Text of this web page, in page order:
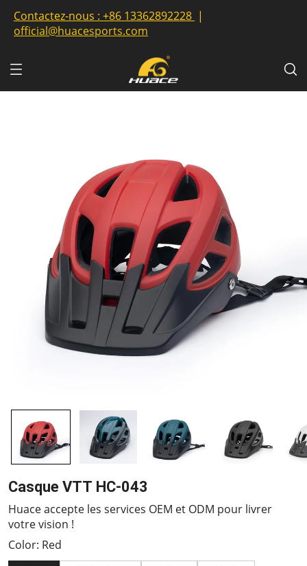
Contactez-nous : +86 13362892228 |
official@huacesports.com
Casque VTT HC-043
Huace accepte les services OEM et ODM pour livrer
votre vision !
Color: Red